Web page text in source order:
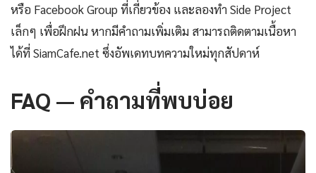
หรือ Facebook Group ที่เกี่ยวข้อง และลองทำ Side Project
เล็กๆ เพื่อฝึกฝน หากมีคำถามเพิ่มเติม สามารถติดตามเนื้อหา
ได้ที่ SiamCafe.net ซึ่งอัพเดทบทความใหม่ทุกสัปดาห์
FAQ — คำถามที่พบบ่อย